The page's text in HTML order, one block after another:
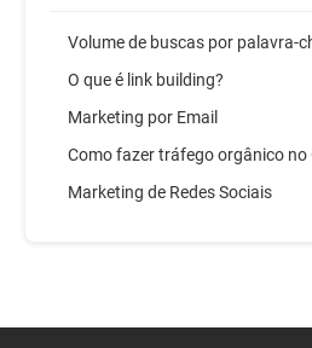
Volume de buscas por palavra-
O que é link building?
Marketing por Email
Como fazer tráfego orgânico no
Marketing de Redes Sociais